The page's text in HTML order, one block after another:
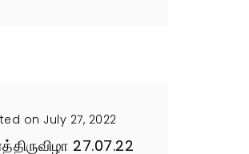
on July 27, 2022
27.07.22